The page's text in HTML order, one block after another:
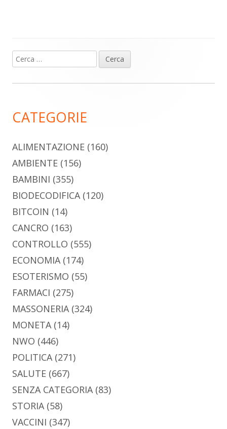
Barra
laterale
Ricerca
per:
CATEGORIE
ALIMENTAZIONE (160)
AMBIENTE (156)
BAMBINI (355)
BIODECODIFICA(120)
BITCOIN (14)
CANCRO (163)
CONTROLLO (555)
ECONOMIA(174)
ESOTERISMO (55)
FARMACI (275)
MASSONERIA(324)
MONETA(14)
NWO (446)
POLITICA(271)
SALUTE (667)
SENZA CATEGORIA(83)
STORIA(58)
VACCINI (347)